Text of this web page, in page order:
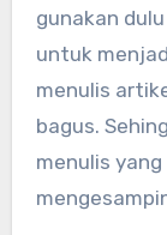
gunakan
untuk
menulis
bagus.
menulis